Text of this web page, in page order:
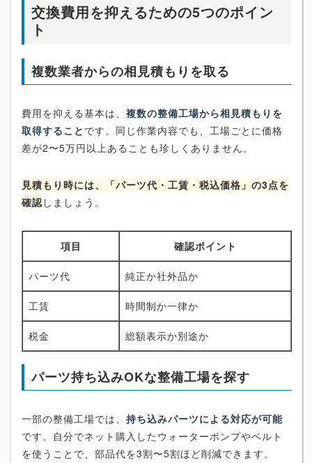
交換費用を抑えるための5つのポイン
ト
複数業者からの相見積もりを取る
費用を抑える基本は、 複数の整備工場から相見積もりを
取得すること です。同じ作業内容でも、工場ごとに価格
差が2〜5万円以上あることも珍しくありません。
見積もり時には、「パーツ代・工賃・税込価格」の3点を
確認 しましょう。
項目 確認ポイント
パーツ代 純正か社外品か
工賃 時間制か一律か
税金 総額表示か別途か
パーツ持ち込みOKな整備工場を探す
一部の整備工場では、 持ち込みパーツによる対応が可能
です。自分でネット購入したウォーターポンプやベルト
を使うことで、部品代を3割〜5割ほど削減できます。